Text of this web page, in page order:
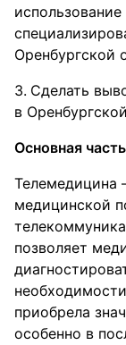
Оренбургской
Сделать
в
Основная часть
Телемедицина
медицинской
позволяет
приобрела
особенно в